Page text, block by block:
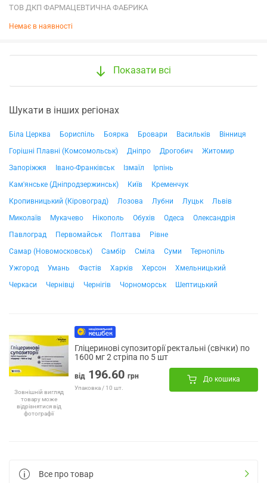
ТОВ ДКП ФАРМАЦЕВТИЧНА ФАБРИКА
Немає в наявності
Показати всі
Шукати в інших регіонах
Біла Церква Бориспіль Боярка Бровари Васильків
Вінниця
Горішні Плавні (Комсомольськ)
Дніпро Дрогобич
Житомир
Запоріжжя
Івано-Франківськ Ізмаїл
Ірпінь
Кам'янське (Дніпродзержинськ)
Київ
Кременчук
Кропивницький (Кіровоград)
Лозова Лубни Луцьк
Львів
Миколаїв
Мукачево Нікополь Обухів Одеса
Олександрія
Павлоград
Первомайськ Полтава
Рівне
Самар (Новомосковськ)
Самбір Сміла Суми
Тернопіль
Ужгород
Умань Фастів Харків Херсон
Хмельницький
Черкаси
Чернівці Чернігів Чорноморськ Шептицький
Зовнішній вигляд
товару може
відрізнятися від
фотографії
Гліцеринові супозиторії ректальні (свічки) по
1600 мг 2 стріпа по 5 шт
від 196.60 грн
Упаковка / 10 шт.
До кошика
Все про товар